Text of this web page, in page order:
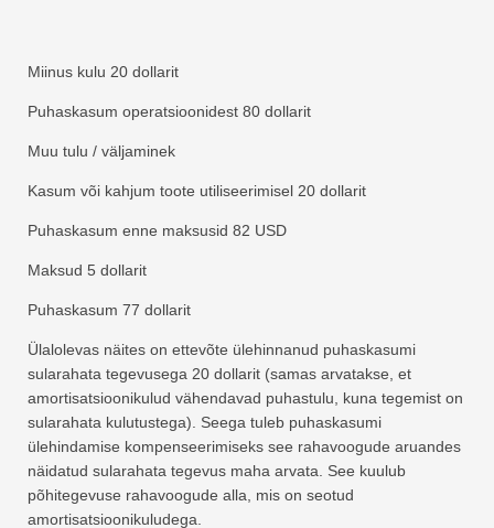
Miinus kulu 20 dollarit
Puhaskasum operatsioonidest 80 dollarit
Muu tulu / väljaminek
Kasum või kahjum toote utiliseerimisel 20 dollarit
Puhaskasum enne maksusid 82 USD
Maksud 5 dollarit
Puhaskasum 77 dollarit
Ülalolevas näites on ettevõte ülehinnanud puhaskasumi
sularahata tegevusega 20 dollarit (samas arvatakse, et
amortisatsioonikulud vähendavad puhastulu, kuna tegemist on
sularahata kulutustega). Seega tuleb puhaskasumi
ülehindamise kompenseerimiseks see rahavoogude aruandes
näidatud sularahata tegevus maha arvata. See kuulub
põhitegevuse rahavoogude alla, mis on seotud
amortisatsioonikuludega.